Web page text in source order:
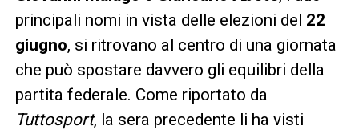
principali nomi in vista delle elezioni del 22
giugno, si ritrovano al centro di una giornata
che può spostare davvero gli equilibri della
partita federale. Come riportato da
Tuttosport, la sera precedente li ha visti